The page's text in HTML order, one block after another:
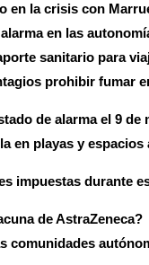
en la crisis con
en las
sanitario para
prohibir fumar
de alarma el 9 de
en playas y espacios
impuestas durante
de AstraZeneca?
comunidades